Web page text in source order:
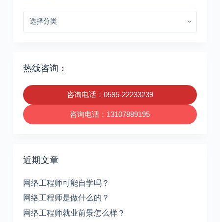
热线咨询：
咨询电话：0595-22233239
咨询电话：13107889195
近期文章
网络工程师可能自学吗？
网络工程师是做什么的？
网络工程师就业前景怎么样？